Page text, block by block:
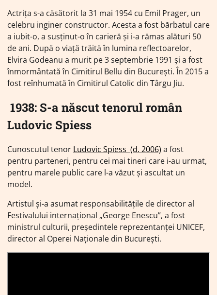
Actrița s-a căsătorit la 31 mai 1954 cu Emil Prager, un
celebru inginer constructor. Acesta a fost bărbatul care
a iubit-o, a susținut-o în carieră și i-a rămas alături 50
de ani. După o viață trăită în lumina reflectoarelor,
Elvira Godeanu a murit pe 3 septembrie 1991 și a fost
înmormântată în Cimitirul Bellu din București. În 2015 a
fost reînhumată în Cimitirul Catolic din Târgu Jiu.
1938: S-a născut tenorul român
Ludovic Spiess
Cunoscutul tenor Ludovic Spiess (d. 2006) a fost
pentru parteneri, pentru cei mai tineri care i-au urmat,
pentru marele public care l-a văzut şi ascultat un
model.
Artistul şi-a asumat responsabilităţile de director al
Festivalului internaţional „George Enescu”, a fost
ministrul culturii, preşedintele reprezentanţei UNICEF,
director al Operei Naţionale din Bucureşti.